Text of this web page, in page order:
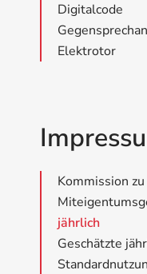
Digitalcode
Elektrotor
Kommission
jährlich
Geschätzte